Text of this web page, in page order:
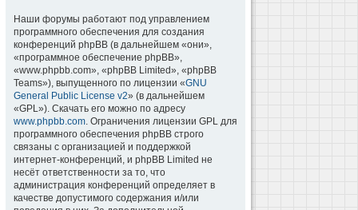
Наши форумы работают под управлением
программного обеспечения для создания
конференций phpBB (в дальнейшем «они»,
«программное обеспечение phpBB»,
«www.phpbb.com», «phpBB Limited», «phpBB
Teams»), выпущенного по лицензии «GNU
General Public License v2» (в дальнейшем
«GPL»). Скачать его можно по адресу
www.phpbb.com. Ограничения лицензии GPL для
программного обеспечения phpBB строго
связаны с организацией и поддержкой
интернет-конференций, и phpBB Limited не
несёт ответственности за то, что
администрация конференций определяет в
качестве допустимого содержания и/или